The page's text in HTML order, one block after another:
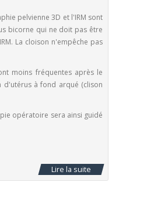
pelvienne 3D et l'IRM sont
bicorne qui ne doit pas être
La cloison n'empêche pas
moins fréquentes après le
à fond arqué (clison
opératoire sera ainsi guidé
Lire la suite